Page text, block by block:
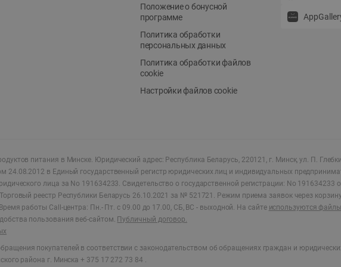
Положение о бонусной
программе
Политика обработки
персональных данных
Политика обработки файлов
cookie
Настройки файлов cookie
питания в Минске. Юридический адрес: Республика Беларусь, 220121, г. Минск, ул. П.
в Единый государственный регистр юридических лиц и индивидуальных
лица за No 191634233. Свидетельство о государственной регистрации: No 191634233
реестр Республики Беларусь 26.10.2021 за № 521721. Режим приема заявок через
Время работы Call-центра: Пн.- Пт. с 09.00 до 17.00, СБ, ВС - выходной. На сайте используются
пользования веб-сайтом. Публичный договор.
покупателей в соответствии с законодательством об обращениях граждан и
района г. Минска + 375 17 272 73 84 .